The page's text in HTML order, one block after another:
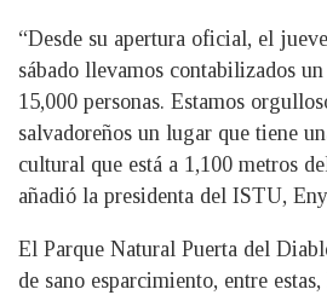
“Desde su apertura oficial, el
sábado llevamos contabilizados
15,000 personas. Estamos
salvadoreños un lugar que tiene
cultural que está a 1,100 metros
añadió la presidenta del ISTU,
El Parque Natural Puerta del
de sano esparcimiento, entre